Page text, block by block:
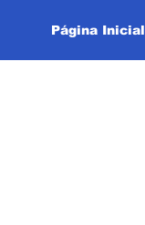
Página Inicial